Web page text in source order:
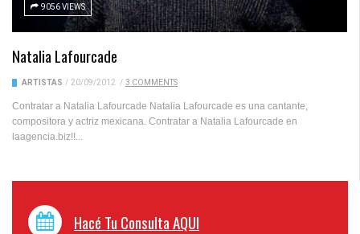
9056 VIEWS
Natalia Lafourcade
ARTISTAS / 20/09/2012 / 3 COMMENTS
Contratar a Natalia Lafourcade Natalia Lafourcade es una cantante,
compositora y actriz mexicana. Contratar a Natalia Lafourcade en
laagencia.biz!!...
Hacé Tu Consulta AQUI